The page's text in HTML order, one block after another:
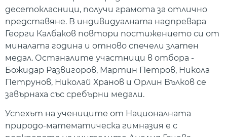
десетокласници, получи грамота за отлично
представяне. В индивидуалната надпревара
Георги Калбаков повтори постижението си от
миналата година и отново спечели златен
медал. Останалите участници в отбора -
Божидар Развигоров, Мартин Петров, Никола
Петрунов, Николай Хранов и Орлин Вълков се
завърнаха със сребърни медали.
Успехът на учениците от Националната
природо-математическа гимназия е с